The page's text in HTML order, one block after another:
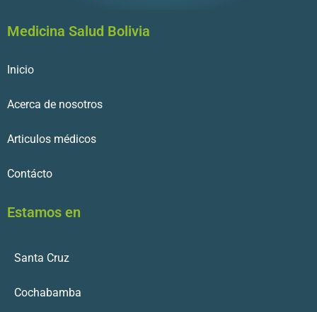
Medicina Salud Bolivia
Inicio
Acerca de nosotros
Articulos médicos
Contácto
Estamos en
Santa Cruz
Cochabamba